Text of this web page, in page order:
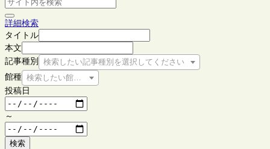
詳細検索
タイトル
本文
記事種別
検索したい記事種別を選択してください
館種 検索したい館種を選択してください
投稿日
～
検索